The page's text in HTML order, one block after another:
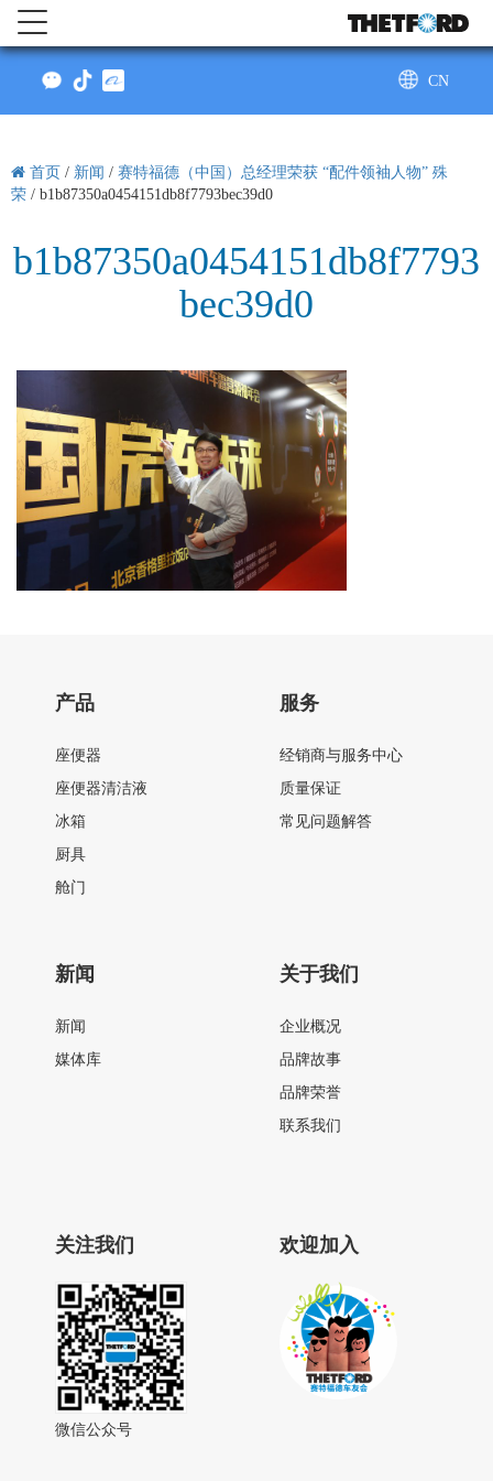
CN
首页 / 新闻 / 赛特福德（中国）总经理荣获 “配件领袖人物” 殊
荣 / b1b87350a0454151db8f7793bec39d0
b1b87350a0454151db8f7793
bec39d0
产品
座便器
座便器清洁液
冰箱
厨具
舱门
服务
经销商与服务中心
质量保证
常见问题解答
新闻
新闻
媒体库
关于我们
企业概况
品牌故事
品牌荣誉
联系我们
关注我们
微信公众号
欢迎加入